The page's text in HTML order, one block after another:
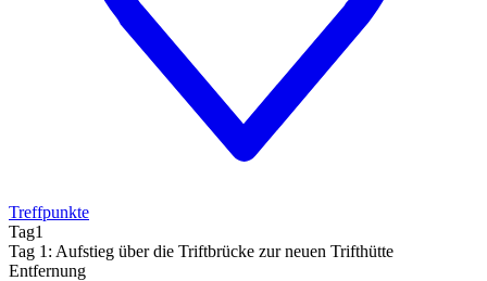
Treffpunkte
Tag1
Tag 1: Aufstieg über die Triftbrücke zur neuen Trifthütte
Entfernung